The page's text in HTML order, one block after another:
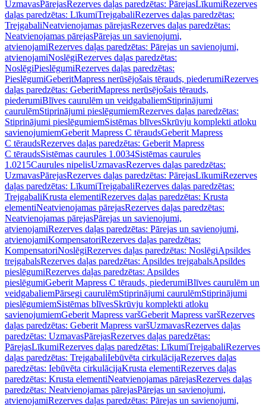
UzmavasPārejasRezerves daļas paredzētas: PārejasLīkumiRezerves
daļas paredzētas: LīkumiTrejgabaliRezerves daļas paredzētas:
TrejgabaliNeatvienojamas pārejasRezerves daļas paredzētas:
Neatvienojamas pārejasPārejas un savienojumi,
atvienojamiRezerves daļas paredzētas: Pārejas un savienojumi,
atvienojamiNoslēgiRezerves daļas paredzētas:
NoslēgiPieslēgumiRezerves daļas paredzētas:
PieslēgumiGeberitMapress nerūsējošais tērauds, piederumiRezerves
daļas paredzētas: GeberitMapress nerūsējošais tērauds,
piederumiBlīves caurulēm un veidgabaliemStiprinājumi
caurulēmStiprinājumi pieslēgumiemRezerves daļas paredzētas:
Stiprinājumi pieslēgumiemSistēmas blīvesSkrūvju komplekti atloku
savienojumiemGeberit Mapress C tēraudsGeberit Mapress
C tēraudsRezerves daļas paredzētas: Geberit Mapress
C tēraudsSistēmas caurules 1.0034Sistēmas caurules
1.0215Caurules nipelisUzmavasRezerves daļas paredzētas:
UzmavasPārejasRezerves daļas paredzētas: PārejasLīkumiRezerves
daļas paredzētas: LīkumiTrejgabaliRezerves daļas paredzētas:
TrejgabaliKrusta elementiRezerves daļas paredzētas: Krusta
elementiNeatvienojamas pārejasRezerves daļas paredzētas:
Neatvienojamas pārejasPārejas un savienojumi,
atvienojamiRezerves daļas paredzētas: Pārejas un savienojumi,
atvienojamiKompensatoriRezerves daļas paredzētas:
KompensatoriNoslēgiRezerves daļas paredzētas: NoslēgiApsildes
trejgabalsRezerves daļas paredzētas: Apsildes trejgabalsApsildes
pieslēgumiRezerves daļas paredzētas: Apsildes
pieslēgumiGeberit Mapress C tērauds, piederumiBlīves caurulēm un
veidgabaliemPārsegi caurulēmStiprinājumi caurulēmStiprinājumi
pieslēgumiemSistēmas blīvesSkrūvju komplekti atloku
savienojumiemGeberit Mapress varšGeberit Mapress varšRezerves
daļas paredzētas: Geberit Mapress varšUzmavasRezerves daļas
paredzētas: UzmavasPārejasRezerves daļas paredzētas:
PārejasLīkumiRezerves daļas paredzētas: LīkumiTrejgabaliRezerves
daļas paredzētas: TrejgabaliIebūvēta cirkulācijaRezerves daļas
paredzētas: Iebūvēta cirkulācijaKrusta elementiRezerves daļas
paredzētas: Krusta elementiNeatvienojamas pārejasRezerves daļas
paredzētas: Neatvienojamas pārejasPārejas un savienojumi,
atvienojamiRezerves daļas paredzētas: Pārejas un savienojumi,